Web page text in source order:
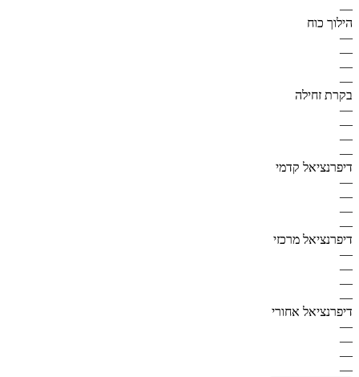
—
הילוך כוח
—
—
—
—
בקרת זחילה
—
—
—
—
דיפרנציאל קדמי
—
—
—
—
דיפרנציאל מרכזי
—
—
—
—
דיפרנציאל אחורי
—
—
—
—